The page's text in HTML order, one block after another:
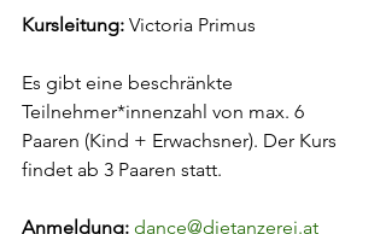
Kursleitung: Victoria Primus
Es gibt eine beschränkte
Teilnehmer*innenzahl von max. 6
Paaren (Kind + Erwachsner). Der Kurs
findet ab 3 Paaren statt.
Anmeldung: dance@dietanzerei.at